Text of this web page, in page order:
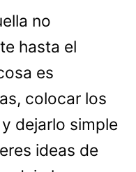
no
hasta el
es
colocar los
dejarlo simple
ideas de